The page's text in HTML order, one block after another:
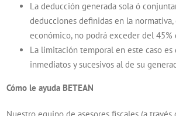
La deducción generada sola ó
deducciones definidas en la
económico, no podrá exceder del
La limitación temporal en este caso es
inmediatos y sucesivos al de su
Cómo le ayuda BETEAN